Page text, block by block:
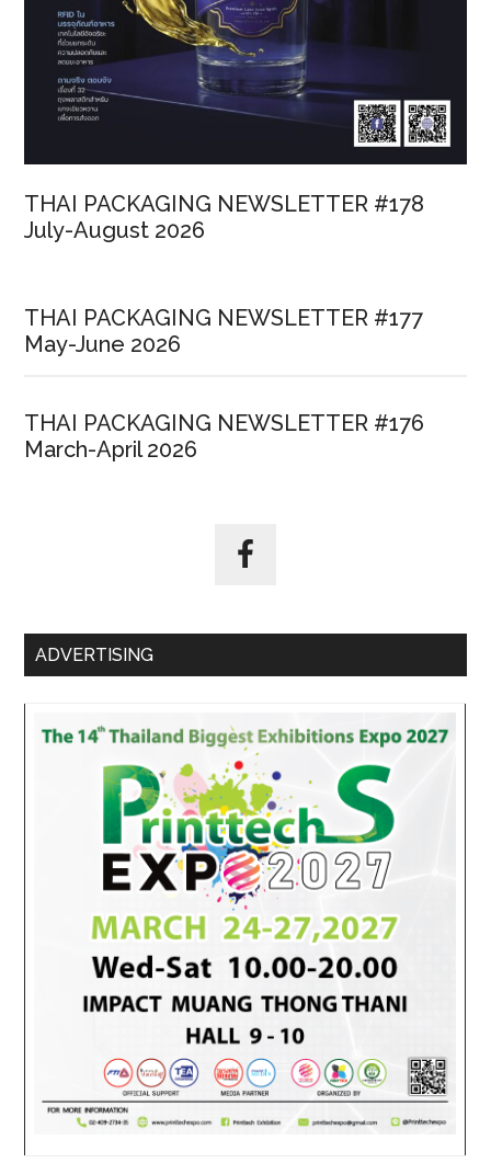
&
Modern
THAI PACKAGING NEWSLETTER #178
July-August 2026
THAI PACKAGING NEWSLETTER #177
May-June 2026
THAI PACKAGING NEWSLETTER #176
March-April 2026
ADVERTISING